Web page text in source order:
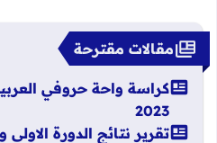
مقالات مقترحة
2023
تقرير نتائج الدورة